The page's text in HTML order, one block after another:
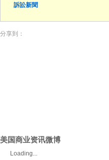
訴訟新聞
分享到：
美国商业资讯微博
Loading...